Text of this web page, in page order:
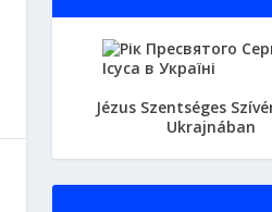
Jézus Szentséges
Ukrajnában